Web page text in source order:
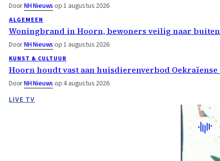
DoorNH Nieuws op 1 augustus 2026
ALGEMEEN
Woningbrand in Hoorn, bewoners veilig naar buiten
DoorNH Nieuws op 1 augustus 2026
KUNST & CULTUUR
Hoorn houdt vast aan huisdierenverbod
DoorNH Nieuws op 4 augustus 2026
LIVE TV